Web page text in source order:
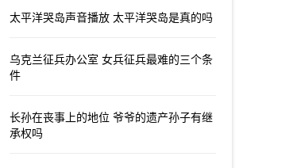
太平洋哭岛声音播放 太平洋哭岛是真的吗
乌克兰征兵办公室 女兵征兵最难的三个条
件
长孙在丧事上的地位 爷爷的遗产孙子有继
承权吗